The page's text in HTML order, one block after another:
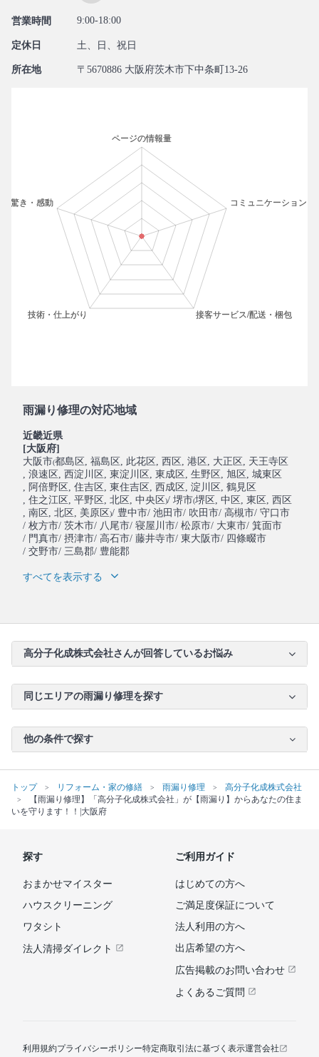
営業時間 9:00-18:00
定休日 土、日、祝日
所在地 〒5670886 大阪府茨木市下中条町13-26
雨漏り修理の対応地域
近畿近県
[大阪府]
大阪市(都島区 , 福島区 , 此花区 , 西区 , 港区 , 大正区 , 天王寺区
, 浪速区 , 西淀川区 , 東淀川区 , 東成区 , 生野区 , 旭区 , 城東区
, 阿倍野区 , 住吉区 , 東住吉区 , 西成区 , 淀川区 , 鶴見区
, 住之江区 , 平野区 , 北区 , 中央区)/ 堺市(堺区 , 中区 , 東区 , 西区
, 南区 , 北区 , 美原区)/ 豊中市/ 池田市/ 吹田市/ 高槻市/ 守口市
/ 枚方市/ 茨木市/ 八尾市/ 寝屋川市/ 松原市/ 大東市/ 箕面市
/ 門真市/ 摂津市/ 高石市/ 藤井寺市/ 東大阪市/ 四條畷市
/ 交野市/ 三島郡/ 豊能郡
すべてを表示する
高分子化成株式会社さんが回答しているお悩み
同じエリアの雨漏り修理を探す
他の条件で探す
トップ リフォーム・家の修繕 雨漏り修理
高分子化成株式会社
【雨漏り修理】「高分子化成株式会社」が【雨漏り】からあなたの住ま
いを守ります！！|大阪府
探す
おまかせマイスター
ハウスクリーニング
ワタシト
法人清掃ダイレクト
ご利用ガイド
はじめての方へ
ご満足度保証について
法人利用の方へ
出店希望の方へ
広告掲載のお問い合わせ
よくあるご質問
利用規約プライバシーポリシー特定商取引法に基づく表示運営会社